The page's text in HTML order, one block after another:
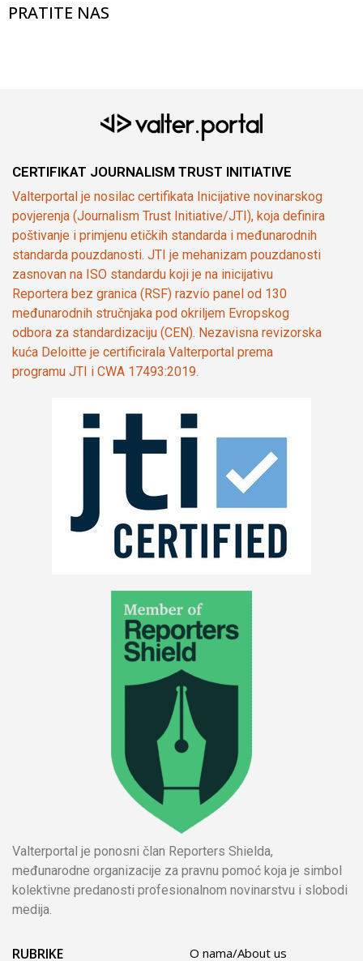
PRATITE NAS
CERTIFIKAT JOURNALISM TRUST INITIATIVE
Valterportal je nosilac certifikata Inicijative novinarskog
povjerenja (Journalism Trust Initiative/JTI), koja definira
poštivanje i primjenu etičkih standarda i međunarodnih
standarda pouzdanosti. JTI je mehanizam pouzdanosti
zasnovan na ISO standardu koji je na inicijativu
Reportera bez granica (RSF) razvio panel od 130
međunarodnih stručnjaka pod okriljem Evropskog
odbora za standardizaciju (CEN). Nezavisna revizorska
kuća Deloitte je certificirala Valterportal prema
programu JTI i CWA 17493:2019.
Valterportal je ponosni član Reporters Shielda,
međunarodne organizacije za pravnu pomoć koja je simbol
kolektivne predanosti profesionalnom novinarstvu i slobodi
medija.
RUBRIKE O nama/About us